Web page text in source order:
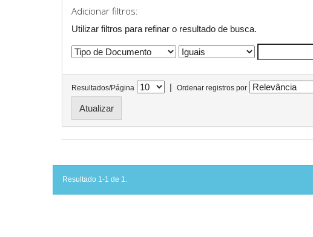
Adicionar filtros:
Utilizar filtros para refinar o resultado de busca.
Resultados/Página | Ordenar registros por
Resultado 1-1 de 1.